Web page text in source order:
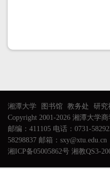
湘潭大学 图书馆 教务处 研究
Copyright 2001-2026 湘潭大学
邮编：411105 电话：0731-
58298837 邮箱：sxy@xtu.edu.cn
湘ICP备05005862号 湘教QS3-